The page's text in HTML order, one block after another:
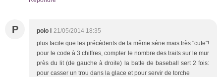
P polo l 21/05/2014 18:35
plus facile que les précédents de la même série mais très "cute"!
pour le code à 3 chiffres, compter le nombre des traits sur le mur
près du lit (de gauche à droite) la batte de baseball sert 2 fois:
pour casser un trou dans la glace et pour servir de torche